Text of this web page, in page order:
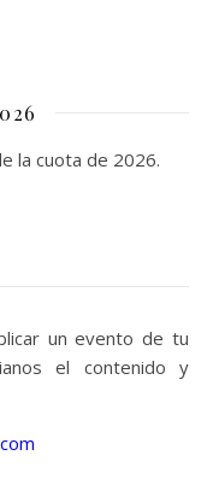
la cuota de 2026.
un evento de tu
el contenido y